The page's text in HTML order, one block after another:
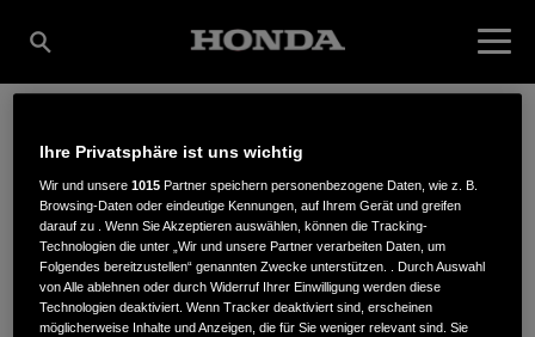
MOTOREN MISSING
GMBH
Ihre Privatsphäre ist uns wichtig
Wir und unsere1015 Partner speichern personenbezogene Daten, wie z. B.
Browsing-Daten oder eindeutige Kennungen, auf Ihrem Gerät und greifen
darauf zu . Wenn Sie Akzeptieren auswählen, können die Tracking-
Technologien die unter „Wir und unsere Partner verarbeiten Daten, um
Folgendes bereitzustellen“ genannten Zwecke unterstützen. . Durch Auswahl
von Alle ablehnen oder durch Widerruf Ihrer Einwilligung werden diese
Technologien deaktiviert. Wenn Tracker deaktiviert sind, erscheinen
möglicherweise Inhalte und Anzeigen, die für Sie weniger relevant sind. Sie